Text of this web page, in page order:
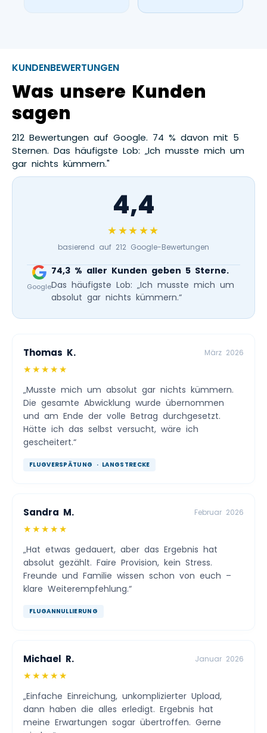
KUNDENBEWERTUNGEN
Was unsere Kunden
sagen
212 Bewertungen auf Google. 74 % davon mit 5
Sternen. Das häufigste Lob: „Ich musste mich um
gar nichts kümmern."
4,4
★★★★★
basierend auf 212 Google-Bewertungen
Google
74,3 % aller Kunden geben 5 Sterne.
Das häufigste Lob: „Ich musste mich um
absolut gar nichts kümmern.“
Thomas K. März 2026
★★★★★
„Musste mich um absolut gar nichts kümmern.
Die gesamte Abwicklung wurde übernommen
und am Ende der volle Betrag durchgesetzt.
Hätte ich das selbst versucht, wäre ich
gescheitert.“
FLUGVERSPÄTUNG · LANGSTRECKE
Sandra M. Februar 2026
★★★★★
„Hat etwas gedauert, aber das Ergebnis hat
absolut gezählt. Faire Provision, kein Stress.
Freunde und Familie wissen schon von euch –
klare Weiterempfehlung.“
FLUGANNULLIERUNG
Michael R. Januar 2026
★★★★★
„Einfache Einreichung, unkomplizierter Upload,
dann haben die alles erledigt. Ergebnis hat
meine Erwartungen sogar übertroffen. Gerne